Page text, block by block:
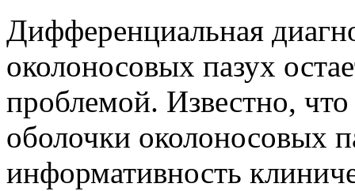
Дифференциальная
околоносовых пазух
проблемой. Известно,
оболочки околоносовых
информативность